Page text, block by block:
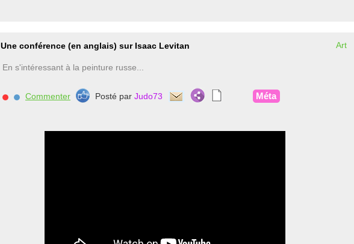
Une conférence (en anglais) sur Isaac Levitan Art
En s'intéressant à la peinture russe...
Commenter Posté par Judo73 Méta